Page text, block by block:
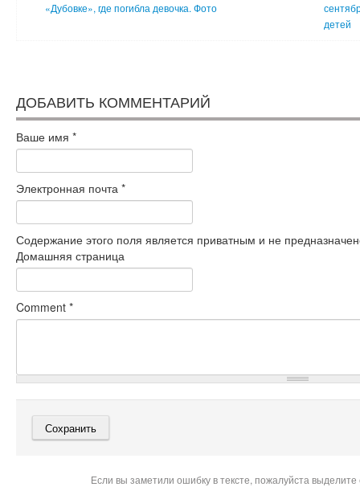
«Дубовке», где погибла девочка. Фото
детей
ДОБАВИТЬ КОММЕНТАРИЙ
Ваше имя *
Электронная почта *
Содержание этого поля является приватным и не
Домашняя страница
Comment *
Если вы заметили ошибку в тексте, пожалуйста